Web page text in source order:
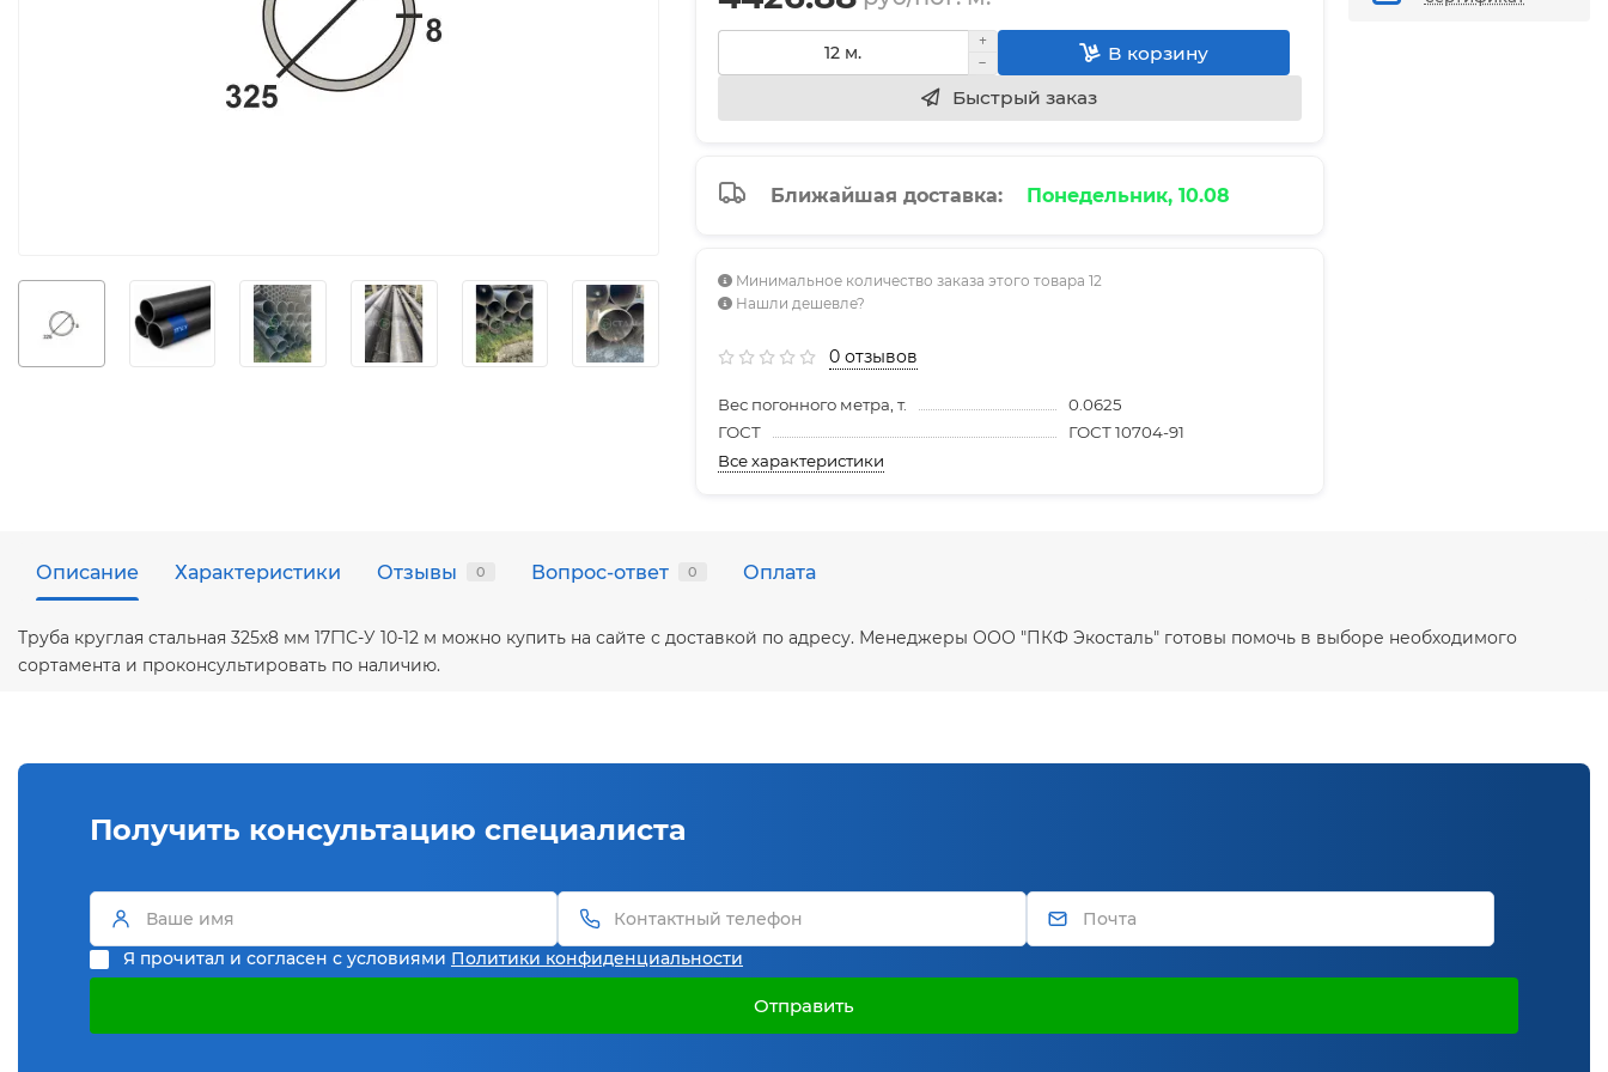
В корзину
Быстрый заказ
Ближайшая доставка: Понедельник, 10.08
Минимальное количество заказа этого товара 12
Нашли дешевле?
0 отзывов
Вес погонного метра, т.
0.0625
ГОСТ
ГОСТ 10704-91
Все характеристики
Описание Характеристики Отзывы 0 Вопрос-ответ 0 Оплата
Труба круглая стальная 325х8 мм 17Г1С-У 10-12 м можно купить на сайте с доставкой по адресу. Менеджеры ООО "ПКФ Экосталь" готовы помочь в выборе необходимого
сортамента и проконсультировать по наличию.
Получить консультацию специалиста
Я прочитал и согласен с условиями Политики конфиденциальности
Отправить